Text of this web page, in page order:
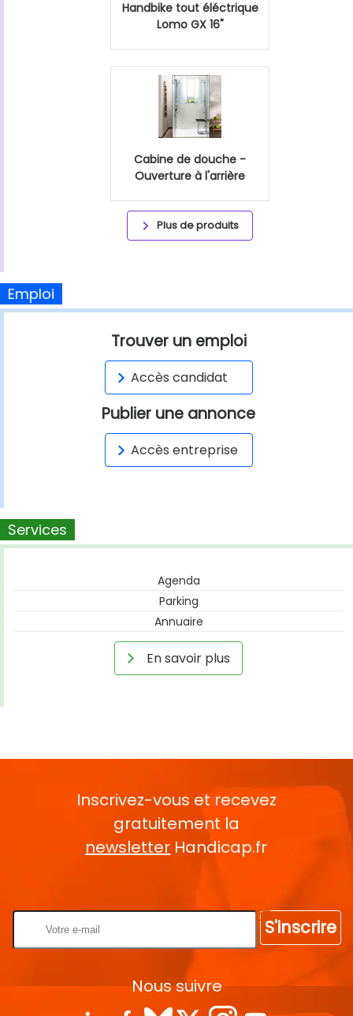
Handbike tout éléctrique
Lomo GX 16"
Cabine de douche -
Ouverture à l'arrière
Plus de produits
Emploi
Trouver un emploi
Accès candidat
Publier une annonce
Accès entreprise
Services
Agenda
Parking
Annuaire
En savoir plus
Inscrivez-vous et recevez
gratuitement la
newsletter Handicap.fr
S'inscrire
Nous suivre